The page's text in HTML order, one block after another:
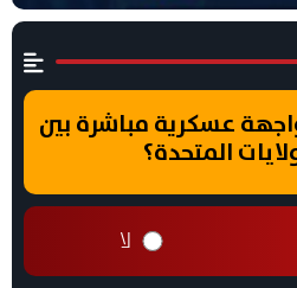
عسكرية مباشرة بين
المتحدة؟
لا